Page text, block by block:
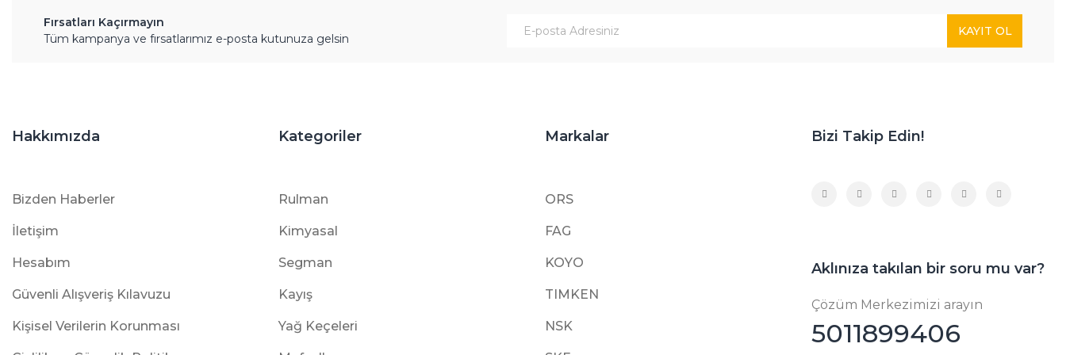
Fırsatları Kaçırmayın
Tüm kampanya ve fırsatlarımız e-posta kutunuza gelsin
KAYIT OL
Hakkımızda
Bizden Haberler
İletişim
Hesabım
Güvenli Alışveriş Kılavuzu
Kişisel Verilerin Korunması
Kategoriler
Rulman
Kimyasal
Segman
Kayış
Yağ Keçeleri
Markalar
ORS
FAG
KOYO
TIMKEN
NSK
Bizi Takip Edin!
Aklınıza takılan bir soru mu var?
Çözüm Merkezimizi arayın
5011899406